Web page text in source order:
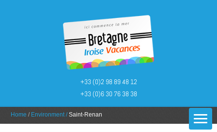
+33 (0)2 98 89 48 12
+33 (0)6 30 76 38 38
You are here:
Home / Environment/Saint-Renan